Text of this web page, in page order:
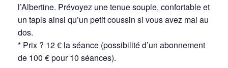
l’Albertine. Prévoyez une tenue souple, confortable et
un tapis ainsi qu’un petit coussin si vous avez mal au
dos.
* Prix ? 12 € la séance (possibilité d’un abonnement
de 100 € pour 10 séances).